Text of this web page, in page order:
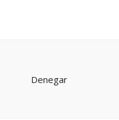
Denegar